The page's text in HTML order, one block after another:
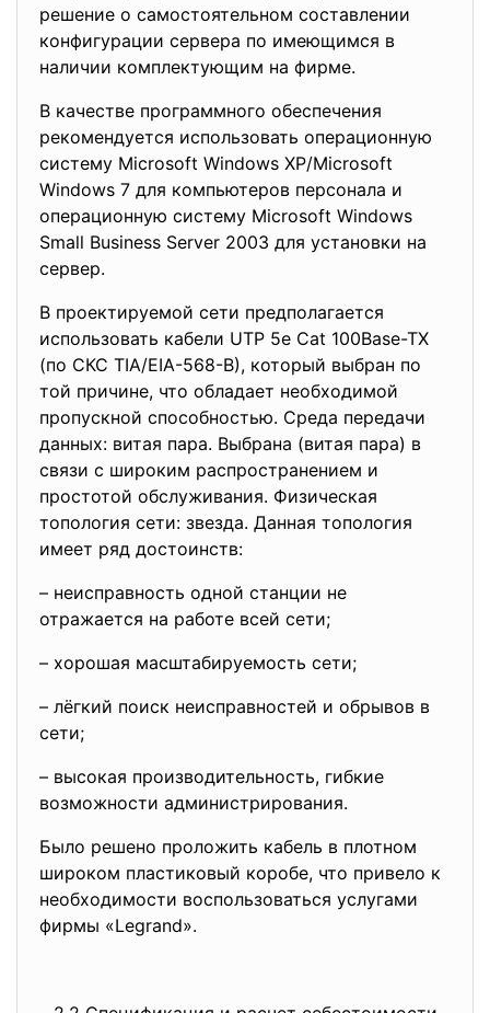
решение о самостоятельном составлении
конфигурации сервера по имеющимся в
наличии комплектующим на фирме.
В качестве программного обеспечения
рекомендуется использовать операционную
систему Microsoft Windows XP/Microsoft
Windows 7 для компьютеров персонала и
операционную систему Microsoft Windows
Small Business Server 2003 для установки на
сервер.
В проектируемой сети предполагается
использовать кабели UTP 5e Cat 100Base-TX
(по СКС TIA/EIA-568-B), который выбран по
той причине, что обладает необходимой
пропускной способностью. Среда передачи
данных: витая пара. Выбрана (витая пара) в
связи с широким распространением и
простотой обслуживания. Физическая
топология сети: звезда. Данная топология
имеет ряд достоинств:
– неисправность одной станции не
отражается на работе всей сети;
– хорошая масштабируемость сети;
– лёгкий поиск неисправностей и обрывов в
сети;
– высокая производительность, гибкие
возможности администрирования.
Было решено проложить кабель в плотном
широком пластиковый коробе, что привело к
необходимости воспользоваться услугами
фирмы «Legrand».